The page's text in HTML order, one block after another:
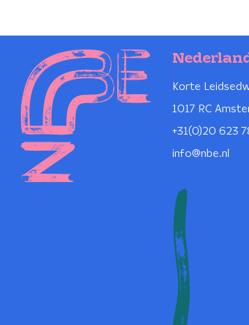
Korte
1017 RC
+31(0)20 623
info@nbe.nl